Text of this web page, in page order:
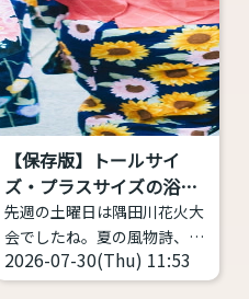
るケースをよく見ます。 解説
します。 サイズ感をキッチリ
したもの、ピッタリしたもの
を選ぶと難しい 女性がメンズ
ライクや中性的な恰好をする
場合、大事なのは「ゆとり」
です。だぼだぼっとしている
から可愛いのですね。 スキニ
ーのように体型がでるファッ
ションは、男性骨格やサイズ
感がかえって目立つ場合があ
【保存版】トールサイ
ズ・プラスサイズの浴衣
があ...
先週の土曜日は隅田川花火大
会でしたね。夏の風物詩、花
火大会が始まり各地で浴衣の
販売が始まっています。 浴衣
2026-07-30(Thu) 11:53